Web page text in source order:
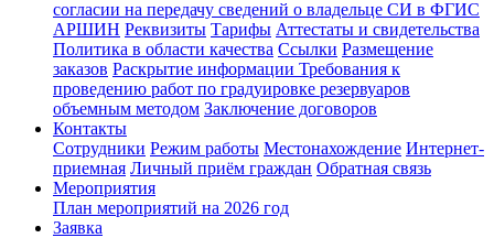
согласии на передачу сведений о владельце СИ в ФГИС
АРШИН Реквизиты Тарифы Аттестаты и свидетельства
Политика в области качества Ссылки Размещение
заказов Раскрытие информации Требования к
проведению работ по градуировке резервуаров
объемным методом Заключение договоров
Контакты
Сотрудники Режим работы Местонахождение Интернет-
приемная Личный приём граждан Обратная связь
Мероприятия
План мероприятий на 2026 год
Заявка